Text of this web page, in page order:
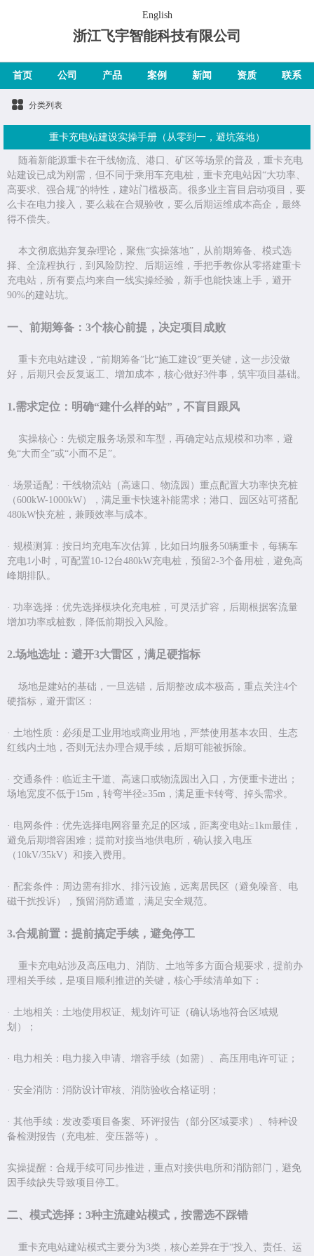
English
浙江飞宇智能科技有限公司
首页 公司 产品 案例 新闻 资质 联系
分类列表
重卡充电站建设实操手册（从零到一，避坑落地）
随着新能源重卡在干线物流、港口、矿区等场景的普及，重卡充电
站建设已成为刚需，但不同于乘用车充电桩，重卡充电站因 “大功率、
高要求、强合规”的特性，建站门槛极高。很多业主盲目启动项目，要
么卡在电力接入，要么栽在合规验收，要么后期运维成本高企，最终
得不偿失。
本文彻底抛弃复杂理论，聚焦“实操落地” ，从前期筹备、模式选
择、全流程执行，到风险防控、后期运维，手把手教你从零搭建重卡
充电站，所有要点均来自一线实操经验，新手也能快速上手，避开
90%的建站坑。
一、前期筹备： 3个核心前提，决定项目成败
重卡充电站建设， “前期筹备”比“施工建设”更关键，这一步没做
好，后期只会反复返工、增加成本，核心做好3件事，筑牢项目基础。
1.需求定位：明确“建什么样的站” ，不盲目跟风
实操核心：先锁定服务场景和车型，再确定站点规模和功率，避
免“大而全”或“小而不足 ”。
· 场景适配：干线物流站（高速口、物流园）重点配置大功率快充桩
（600kW-1000kW），满足重卡快速补能需求；港口、园区站可搭配
480kW快充桩，兼顾效率与成本。
· 规模测算：按日均充电车次估算，比如日均服务50辆重卡，每辆车
充电1小时，可配置10-12台480kW充电桩，预留2-3个备用桩，避免高
峰期排队。
· 功率选择：优先选择模块化充电桩，可灵活扩容，后期根据客流量
增加功率或桩数，降低前期投入风险。
2.场地选址：避开3大雷区，满足硬指标
场地是建站的基础，一旦选错，后期整改成本极高，重点关注4个
硬指标，避开雷区：
· 土地性质：必须是工业用地或商业用地，严禁使用基本农田、生态
红线内土地，否则无法办理合规手续，后期可能被拆除。
· 交通条件：临近主干道、高速口或物流园出入口，方便重卡进出；
场地宽度不低于15m ，转弯半径≥35m ，满足重卡转弯、掉头需求。
· 电网条件：优先选择电网容量充足的区域，距离变电站≤1km最佳，
避免后期增容困难；提前对接当地供电所，确认接入电压
（ 10kV/35kV）和接入费用。
· 配套条件：周边需有排水、排污设施，远离居民区（避免噪音、电
磁干扰投诉），预留消防通道，满足安全规范。
3.合规前置：提前搞定手续，避免停工
重卡充电站涉及高压电力、消防、土地等多方面合规要求，提前办
理相关手续，是项目顺利推进的关键，核心手续清单如下：
· 土地相关：土地使用权证、规划许可证（确认场地符合区域规
划）；
· 电力相关：电力接入申请、增容手续（如需）、高压用电许可证；
· 安全消防：消防设计审核、消防验收合格证明；
· 其他手续：发改委项目备案、环评报告（部分区域要求）、特种设
备检测报告（充电桩、变压器等）。
实操提醒：合规手续可同步推进，重点对接供电所和消防部门，避免
因手续缺失导致项目停工。
二、模式选择： 3种主流建站模式，按需选不踩错
重卡充电站建站模式主要分为3类，核心差异在于“投入、责任、运